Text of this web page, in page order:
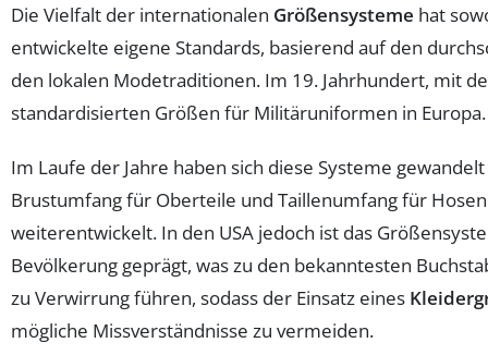
Die Vielfalt der internationalen Größensysteme hat
entwickelte eigene Standards, basierend auf den
den lokalen Modetraditionen. Im 19. Jahrhundert, mit
standardisierten Größen für Militäruniformen in Europa.
Im Laufe der Jahre haben sich diese Systeme
Brustumfang für Oberteile und Taillenumfang für
weiterentwickelt. In den USA jedoch ist das
Bevölkerung geprägt, was zu den bekanntesten
zu Verwirrung führen, sodass der Einsatz eines
mögliche Missverständnisse zu vermeiden.